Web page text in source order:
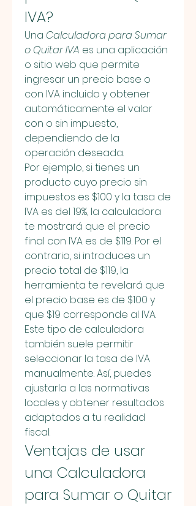
IVA?
Una Calculadora para Sumar
o Quitar IVA es una aplicación
o sitio web que permite
ingresar un precio base o
con IVA incluido y obtener
automáticamente el valor
con o sin impuesto,
dependiendo de la
operación deseada.
Por ejemplo, si tienes un
producto cuyo precio sin
impuestos es $100 y la tasa de
IVA es del 19%, la calculadora
te mostrará que el precio
final con IVA es de $119. Por el
contrario, si introduces un
precio total de $119, la
herramienta te revelará que
el precio base es de $100 y
que $19 corresponde al IVA.
Este tipo de calculadora
también suele permitir
seleccionar la tasa de IVA
manualmente. Así, puedes
ajustarla a las normativas
locales y obtener resultados
adaptados a tu realidad
fiscal.
Ventajas de usar
una Calculadora
para Sumar o Quitar